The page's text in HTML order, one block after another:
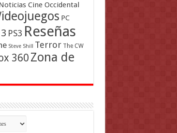
Cine Occidental
PC
PS3 Reseñas
Steve Shill Terror The CW
360Zona de